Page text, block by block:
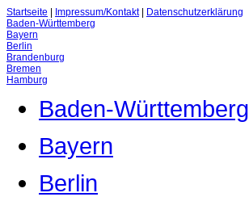
Startseite Impressum/Kontakt|
Datenschutzerklärung
Baden-Württemberg
Bayern
Berlin
Brandenburg
Bremen
Hamburg
Baden-Württemberg
Bayern
Berlin